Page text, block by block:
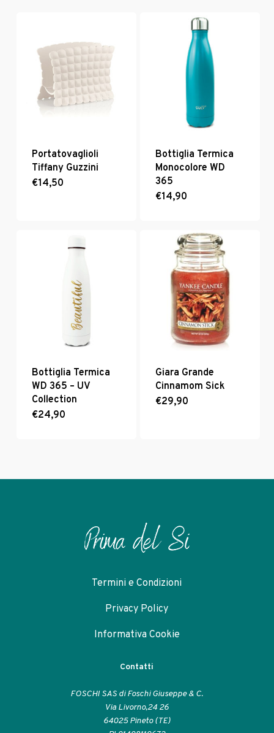
Portatovaglioli
Tiffany Guzzini
€14,50
varianti.
Le
possono
essere
scelte
nella
pagina
del
Bottiglia Termica
Monocolore WD
365
€14,90
Bottiglia Termica
WD 365 – UV
Collection
€24,90
Giara Grande
Cinnamom Sick
€29,90
Termini e Condizioni
Privacy Policy
Informativa Cookie
Contatti
FOSCHI SAS di Foschi Giuseppe & C.
Via Livorno,24 26
64025 Pineto (TE)